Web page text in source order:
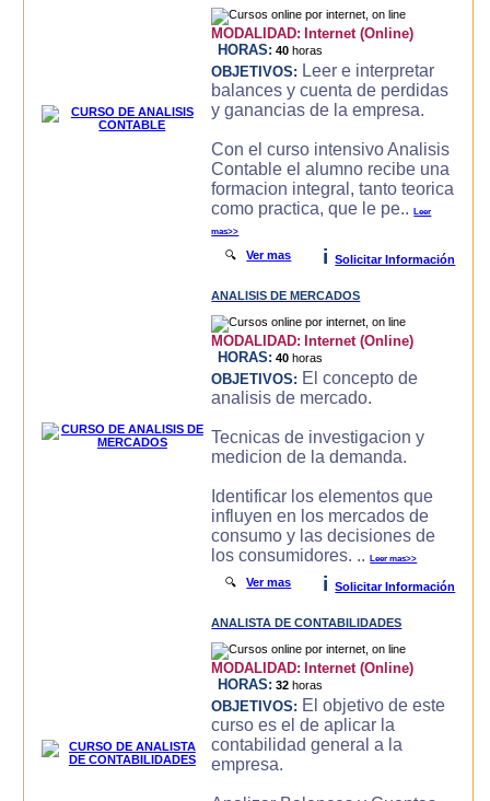
MODALIDAD: Internet (Online)
HORAS: 40 horas
OBJETIVOS: Leer e interpretar
balances y cuenta de perdidas
y ganancias de la empresa.
Con el curso intensivo Analisis
Contable el alumno recibe una
formacion integral, tanto teorica
como practica, que le pe..Leer
mas>>
🔍Ver mas i Solicitar Información
ANALISIS DE MERCADOS
MODALIDAD: Internet (Online)
HORAS: 40 horas
OBJETIVOS: El concepto de
analisis de mercado.
Tecnicas de investigacion y
medicion de la demanda.
Identificar los elementos que
influyen en los mercados de
consumo y las decisiones de
los consumidores. ..Leer mas>>
🔍Ver mas i Solicitar Información
ANALISTA DE CONTABILIDADES
MODALIDAD: Internet (Online)
HORAS: 32 horas
OBJETIVOS: El objetivo de este
curso es el de aplicar la
contabilidad general a la
empresa.